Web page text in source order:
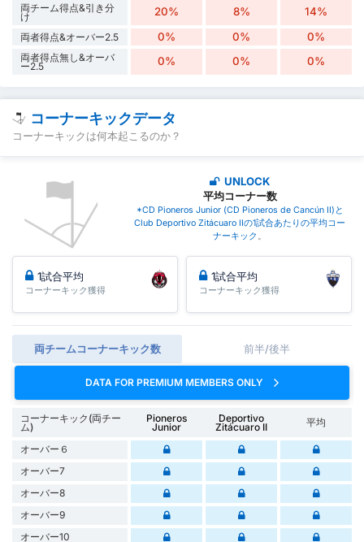
両チーム得点&引き分
け 20% 8% 14%
両者得点&オーバー2.5 0% 0% 0%
両者得点無し&オーバ
ー2.5 0% 0% 0%
コーナーキックデータ
コーナーキックは何本起こるのか？
UNLOCK
平均コーナー数
*CD Pioneros Junior (CD Pioneros de Cancún II)と
Club Deportivo Zitácuaro IIの1試合あたりの平均コー
ナーキック
1試合平均
コーナーキック獲得
1試合平均
コーナーキック獲得
両チームコーナーキック数 前半/後半
DATA FOR PREMIUM MEMBERS ONLY
コーナーキック(両チー
ム)
Pioneros
Junior
Deportivo
Zitácuaro II 平均
オーバー６
オーバー7
オーバー8
オーバー9
オーバー10